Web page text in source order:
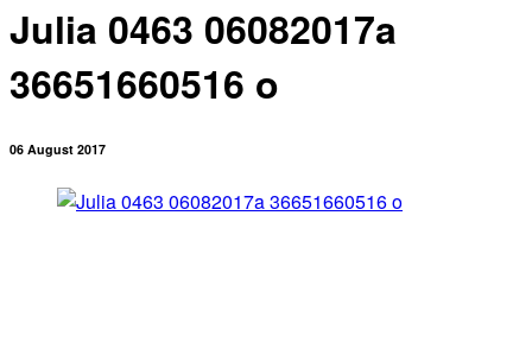
Julia 0463 06082017a
36651660516 o
06 August 2017